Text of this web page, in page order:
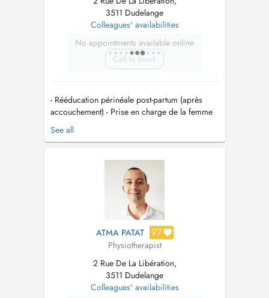
3511 Dudelange
Colleagues' availabilities
No appointments available online
Call to book
- Rééducation périnéale post-partum (après
accouchement) - Prise en charge de la femme
enceinte (préparation physique
complémentaire à l'accouchement) -
incontinences urinaires, prolapsus/troubles de
la statique pelvienne - Kinésithérapie globale -
See all
ATMA PATAT 97
Physiotherapist
2 Rue De La Libération,
3511 Dudelange
Colleagues' availabilities